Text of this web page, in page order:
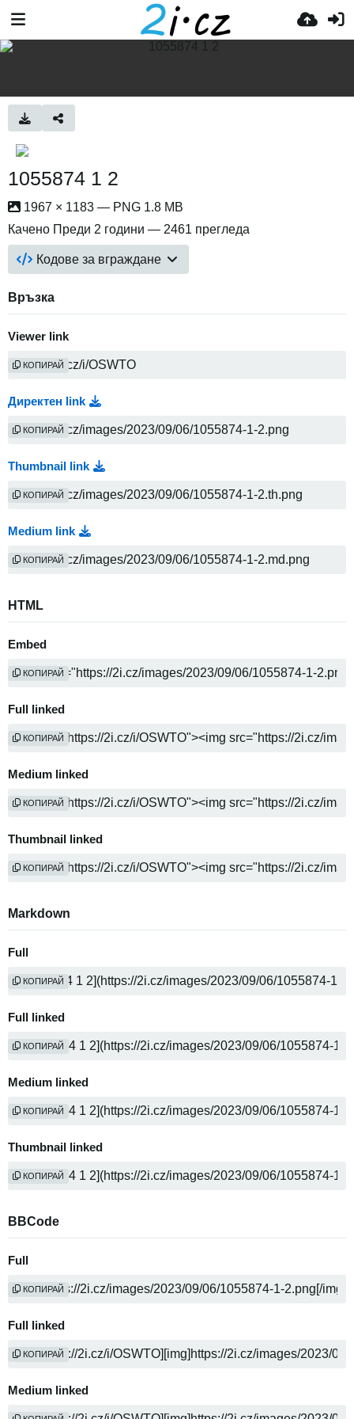
1055874 1 2
1967 × 1183 — PNG 1.8 MB
Качено Преди 2 години — 2461 прегледа
Кодове за вграждане
Връзка
Viewer link
КОПИРАЙ
Директен link
КОПИРАЙ
Thumbnail link
КОПИРАЙ
Medium link
КОПИРАЙ
HTML
Embed
КОПИРАЙ
Full linked
КОПИРАЙ
Medium linked
КОПИРАЙ
Thumbnail linked
КОПИРАЙ
Markdown
Full
КОПИРАЙ
Full linked
КОПИРАЙ
Medium linked
КОПИРАЙ
Thumbnail linked
КОПИРАЙ
BBCode
Full
КОПИРАЙ
Full linked
КОПИРАЙ
Medium linked